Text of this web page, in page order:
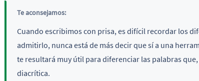
Te aconsejamos:
Cuando escribimos con prisa, es difícil recordar los
admitirlo, nunca está de más decir que sí a una
te resultará muy útil para diferenciar las palabras
diacrítica.